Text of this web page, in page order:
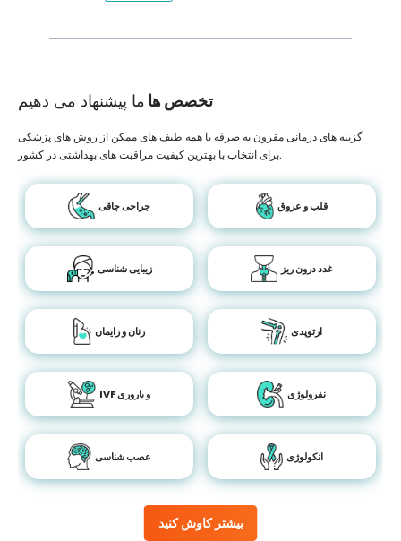
تخصص ها ما پیشنهاد می دهیم
بیشتر کاوش کنید
گزینه های درمانی مقرون به صرفه با همه طیف های ممکن از روش های پزشکی
برای انتخاب با بهترین کیفیت مراقبت های بهداشتی در کشور.
جراحی چاقی قلب و عروق
زیبایی شناسی غدد درون ریز
زنان و زایمان ارتوپدی
IVF و باروری نفرولوژی
عصب شناسی انکولوژی